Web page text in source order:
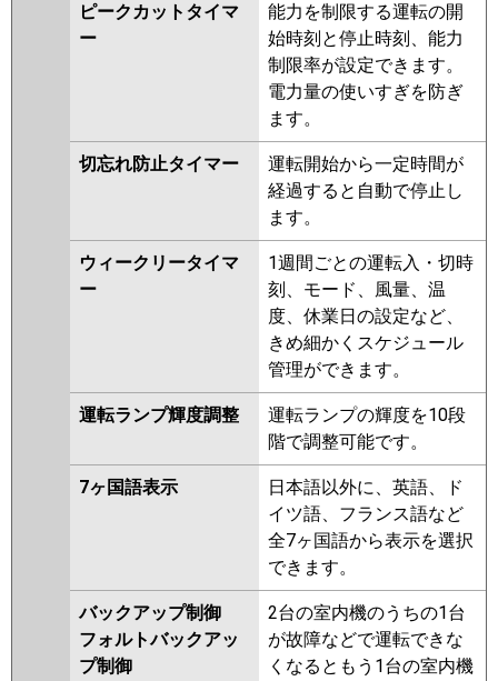
ピークカットタイマ
ー
能力を制限する運転の開
始時刻と停止時刻、能力
制限率が設定できます。
電力量の使いすぎを防ぎ
ます。
切忘れ防止タイマー
運転開始から一定時間が
経過すると自動で停止し
ます。
ウィークリータイマ
ー
1週間ごとの運転入・切時
刻、モード、風量、温
度、休業日の設定など、
きめ細かくスケジュール
管理ができます。
運転ランプ輝度調整
運転ランプの輝度を10段
階で調整可能です。
7ヶ国語表示
日本語以外に、英語、ド
イツ語、フランス語など
全7ヶ国語から表示を選択
できます。
バックアップ制御
フォルトバックアッ
プ制御
2台の室内機のうちの1台
が故障などで運転できな
くなるともう1台の室内機